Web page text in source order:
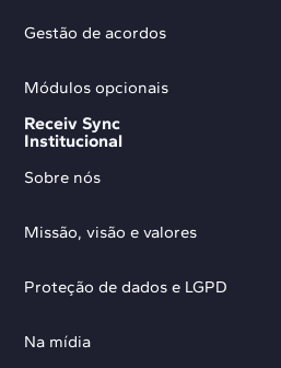
Gestão de acordos
Módulos opcionais
Receiv Sync
Institucional
Sobre nós
Missão, visão e valores
Proteção de dados e LGPD
Na mídia